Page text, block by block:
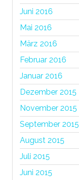
Juni 2016
Mai 2016
März 2016
Februar 2016
Januar 2016
Dezember 2015
November 2015
September 2015
August 2015
Juli 2015
Juni 2015